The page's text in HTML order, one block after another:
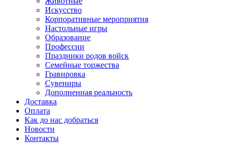
Искусство
Корпоративные мероприятия
Настольные игры
Образование
Профессии
Праздники родов войск
Семейные торжества
Гравировка
Сувениры
Дополненная реальность
Доставка
Оплата
Как до нас добраться
Новости
Контакты